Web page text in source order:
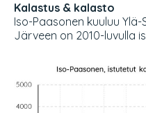
Kalastus & kalasto
Iso-Paasonen kuuluu
Järveen on 2010-luvulla